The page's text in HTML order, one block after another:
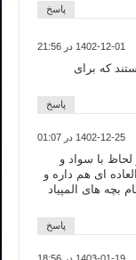
پاسخ
1402-12-01 در 21:56
که برای
پاسخ
1402-12-25 در 01:07
لحاظ با سواد و
ای هم داره و
بچه های المپیاد
پاسخ